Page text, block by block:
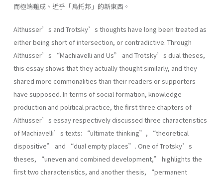
而極端難成、近乎「烏托邦」的新東西。
Althusser’s and Trotsky’s thoughts have long been treated as
either being short of intersection, or contradictive. Through
Althusser’s “Machiavelli and Us” and Trotsky’s dual theses,
this essay shows that they actually thought similarly, and they
shared more commonalities than their readers or supporters
have supposed. In terms of social formation, knowledge
production and political practice, the first three chapters of
Althusser’s essay respectively discussed three characteristics
of Machiavelli’s texts: “ultimate thinking”, “theoretical
dispositive” and “dual empty places”. One of Trotsky’s
theses, “uneven and combined development,” highlights the
first two characteristics, and another thesis, “permanent